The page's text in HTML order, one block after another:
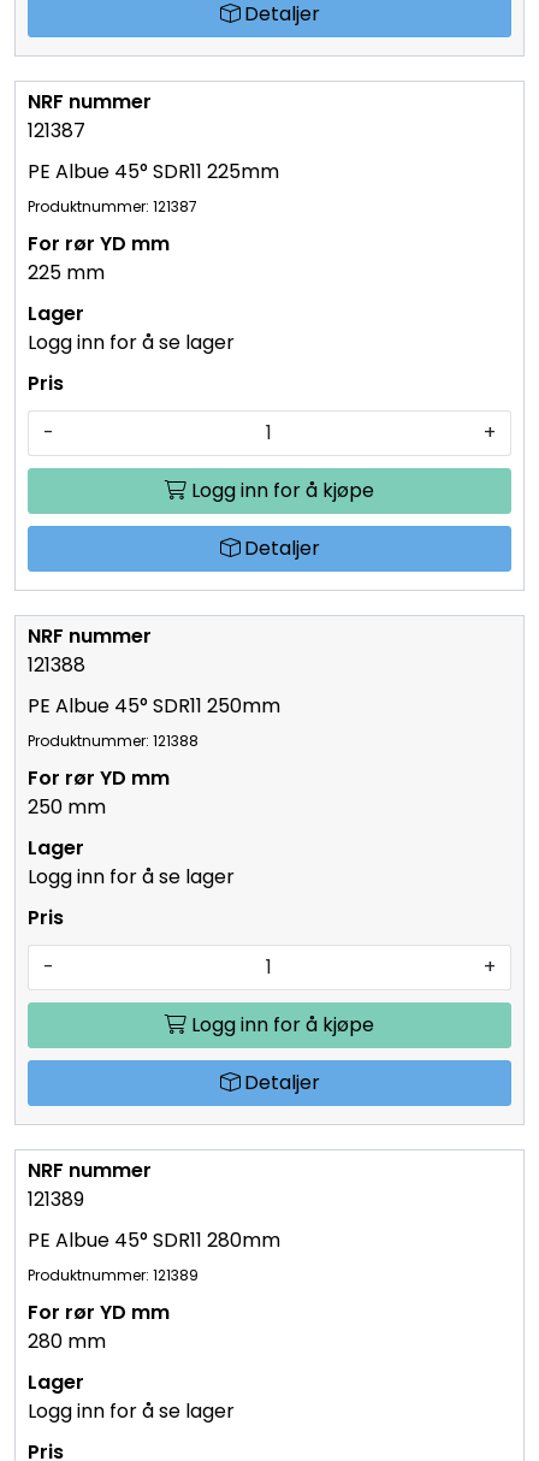
Detaljer
121387
PE Albue 45° SDR11 225mm
Produktnummer: 121387
225 mm
Logg inn for å se lager
- +
Logg inn for å kjøpe
Detaljer
121388
PE Albue 45° SDR11 250mm
Produktnummer: 121388
250 mm
Logg inn for å se lager
- +
Logg inn for å kjøpe
Detaljer
121389
PE Albue 45° SDR11 280mm
Produktnummer: 121389
280 mm
Logg inn for å se lager